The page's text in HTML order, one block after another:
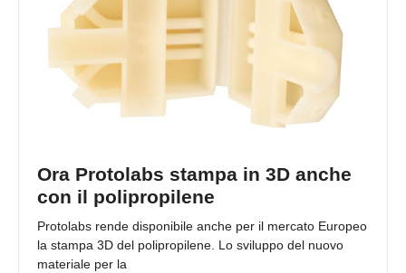
Ora Protolabs stampa in 3D anche
con il polipropilene
Protolabs rende disponibile anche per il mercato Europeo
la stampa 3D del polipropilene. Lo sviluppo del nuovo
materiale per la